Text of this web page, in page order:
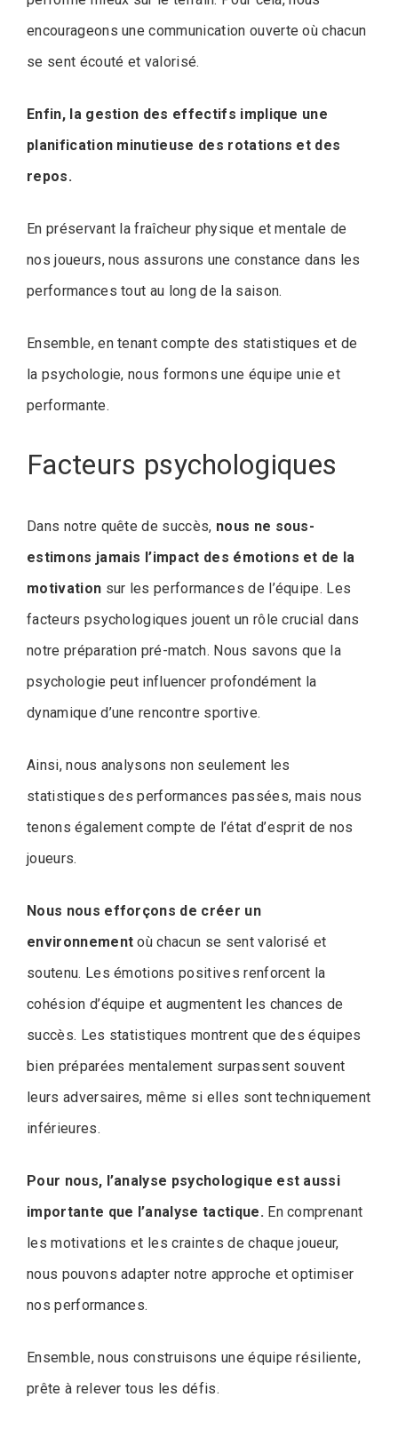
encourageons une communication ouverte où chacun
se sent écouté et valorisé.
Enfin, la gestion des effectifs implique une
planification minutieuse des rotations et des
repos.
En préservant la fraîcheur physique et mentale de
nos joueurs, nous assurons une constance dans les
performances tout au long de la saison.
Ensemble, en tenant compte des statistiques et de
la psychologie, nous formons une équipe unie et
performante.
Facteurs psychologiques
Dans notre quête de succès, nous ne sous-
estimons jamais l’impact des émotions et de la
motivation sur les performances de l’équipe. Les
facteurs psychologiques jouent un rôle crucial dans
notre préparation pré-match. Nous savons que la
psychologie peut influencer profondément la
dynamique d’une rencontre sportive.
Ainsi, nous analysons non seulement les
statistiques des performances passées, mais nous
tenons également compte de l’état d’esprit de nos
joueurs.
Nous nous efforçons de créer un
environnement où chacun se sent valorisé et
soutenu. Les émotions positives renforcent la
cohésion d’équipe et augmentent les chances de
succès. Les statistiques montrent que des équipes
bien préparées mentalement surpassent souvent
leurs adversaires, même si elles sont techniquement
inférieures.
Pour nous, l’analyse psychologique est aussi
importante que l’analyse tactique. En comprenant
les motivations et les craintes de chaque joueur,
nous pouvons adapter notre approche et optimiser
nos performances.
Ensemble, nous construisons une équipe résiliente,
prête à relever tous les défis.